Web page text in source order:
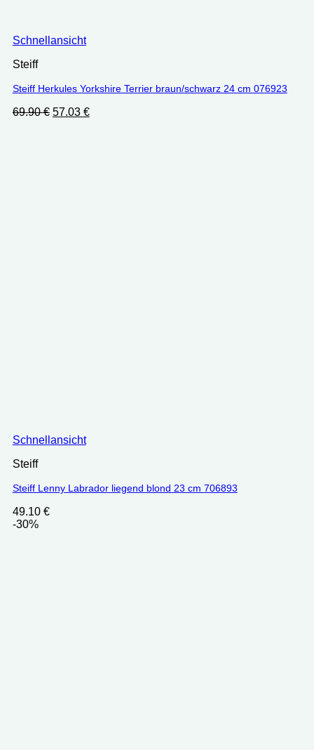
Schnellansicht
Steiff
Steiff Herkules Yorkshire Terrier braun/schwarz 24 cm 076923
69.90€ Ursprünglicher
57.03 €Aktueller
Schnellansicht
Steiff
Steiff Lenny Labrador liegend blond 23 cm 706893
49.10 €
-30%